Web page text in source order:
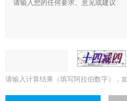
请输入计算结果（填写阿拉伯数字），